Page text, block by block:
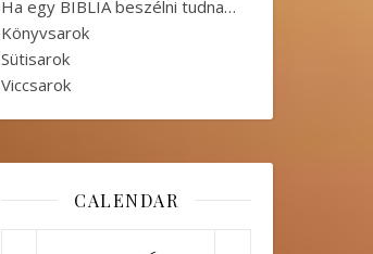
Ha egy BIBLIA beszélni tudna…
Könyvsarok
Sütisarok
Viccsarok
CALENDAR